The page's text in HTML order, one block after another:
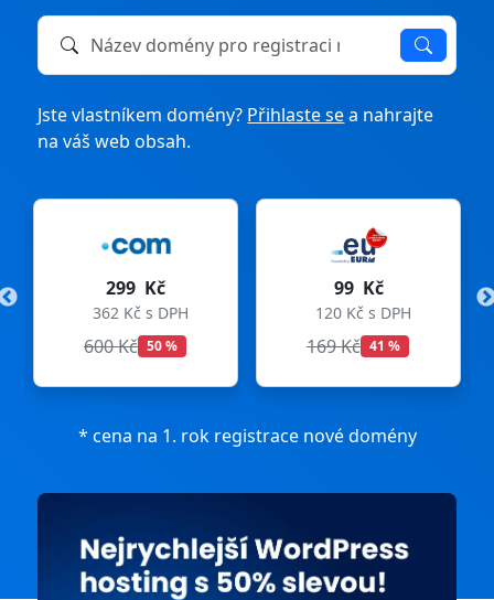
Název domény k registraci nebo převodu
Jste vlastníkem domény? Přihlaste sea nahrajte
na váš web obsah.
299 Kč
362 Kč s DPH
600 Kč 50 %
99 Kč
120 Kč s DPH
169 Kč 41 %
* cena na 1. rok registrace nové domény